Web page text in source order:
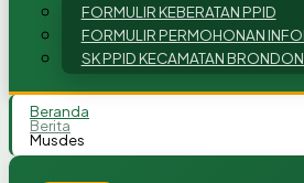
FORMULIR KEBERATAN PPID
FORMULIR PERMOHONAN
SK PPID KECAMATAN
Beranda
Berita
Musdes